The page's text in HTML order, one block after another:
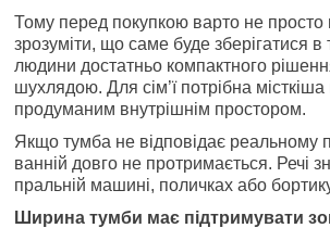
Тому перед покупкою варто не просто
зрозуміти, що саме буде зберігатися в
людини достатньо компактного
шухлядою. Для сім’ї потрібна місткіша
продуманим внутрішнім простором.
Якщо тумба не відповідає реальному
ванній довго не протримається. Речі
пральній машині, поличках або
Ширина тумби має підтримувати